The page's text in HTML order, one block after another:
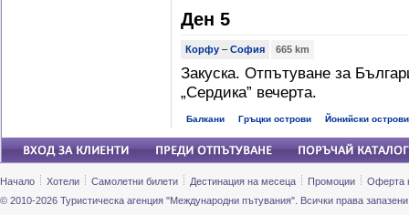
Ден 5
Корфу – София 665 km
Закуска. Отпътуване за
„Сердика” вечерта.
Балкани Гръцки острови Йонийски острови
Начало Хотели Самолетни билети Дестинация на месеца Промоции
Оферта
© 2010-2026 Туристическа агенция "Международни пътувания". Всички права